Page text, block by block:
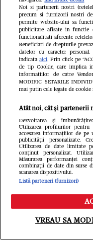
Povestea
auz care
concursuri
„Limitele
renunțăm la
Meniu Caută
Noi si partenerii nostri
precum si furnizorii nostri
permite website-ului sa
publicitare afisate in functie
functionalitati aferente
Beneficiati de drepturile
datelor cu caracter
indicataaici. Prin click pe
de tip Cookie, care implica
informatiilor de catre
MODIFIC SETARILE
mai putin cele legate de
Atât noi, cât și partenerii
Dezvoltarea și
Utilizarea profilurilor pentru
accesarea informațiilor de
publicității personalizate.
Utilizarea de date limitate
conținut personalizat.
Măsurarea performanței
combinații de date din surse
scanarea dispozitivului.
Listă parteneri (furnizori)
VREAU SA